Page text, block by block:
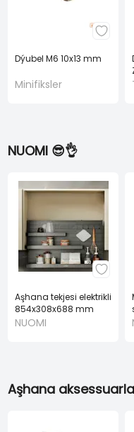
Dýubel M6 10x13 mm
Minifiksler
NUOMI 😎👌
Aşhana tekjesi elektrikli
854x308x688 mm
(NUOMI)
NUOMI
Aşhana